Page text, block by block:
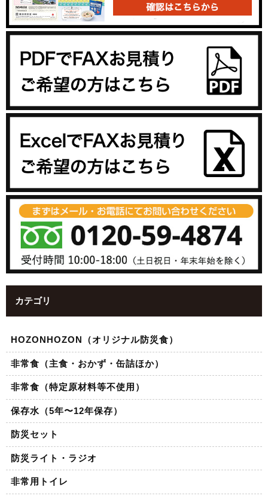
カテゴリ
HOZONHOZON（オリジナル防災食）
非常食（主食・おかず・缶詰ほか）
非常食（特定原材料等不使用）
保存水（5年〜12年保存）
防災セット
防災ライト・ラジオ
非常用トイレ